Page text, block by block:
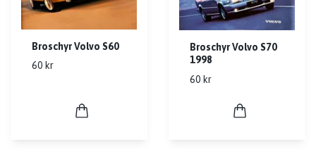
Broschyr Volvo S60
60 kr
Broschyr Volvo S70
1998
60 kr